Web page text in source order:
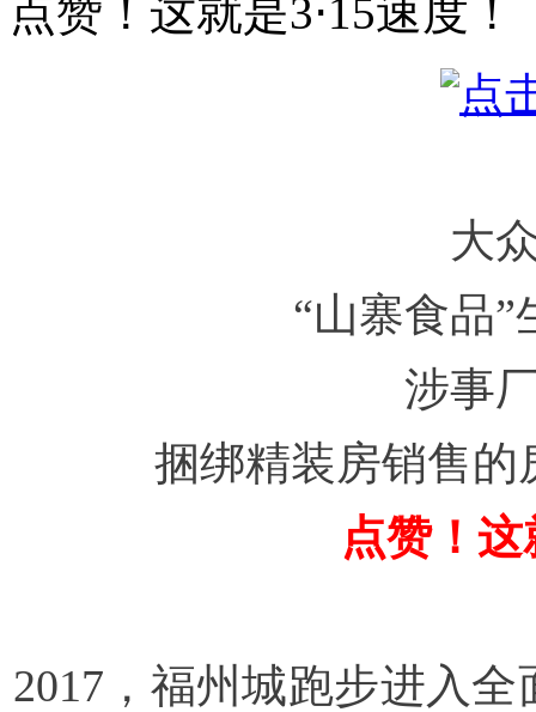
点赞！这就是3⋅15速度！
大
“山寨食品
涉事
捆绑精装房销售的
点赞！这
2017，福州城跑步进入